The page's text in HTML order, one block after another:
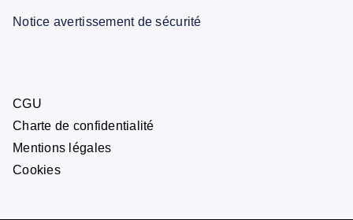
Notice avertissement de sécurité
CGU
Charte de confidentialité
Mentions légales
Cookies